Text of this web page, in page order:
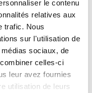
le contenu
relatives aux
trafic. Nous
sur l'utilisation de
sociaux, de
celles-ci
leur avez fournies
utilisation de leurs
à proximité de